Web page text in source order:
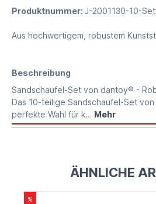
Produktnummer: J-2001130-10-Set
Aus hochwertigem, robustem
Beschreibung
Sandschaufel-Set von dantoy® -
Das 10-teilige Sandschaufel-Set
perfekte Wahl für k… Mehr
ÄHNLICHE
%